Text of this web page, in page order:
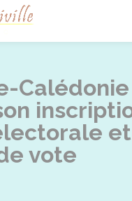
Calédonie
vote